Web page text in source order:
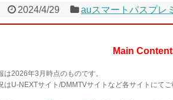
2024/4/29 auスマートパスプレ
Main
は2026年3月時点のものです。
はU-NEXTサイト/DMMTVサイトなど各サイトにてご